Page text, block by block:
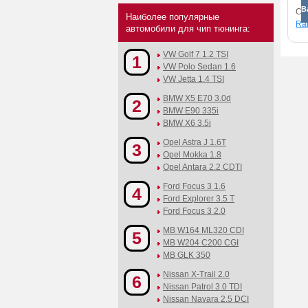
Наиболее популярные
автомобили для чип тюнинга:
1
VW Golf 7 1.2 TSI
VW Polo Sedan 1.6
VW Jetta 1.4 TSI
2
BMW X5 E70 3.0d
BMW E90 335i
BMW X6 3.5i
3
Opel Astra J 1.6T
Opel Mokka 1.8
Opel Antara 2.2 CDTI
4
Ford Focus 3 1.6
Ford Explorer 3.5 T
Ford Focus 3 2.0
5
MB W164 ML320 CDI
MB W204 C200 CGI
MB GLK 350
6
Nissan X-Trail 2.0
Nissan Patrol 3.0 TDI
Nissan Navara 2.5 DCI